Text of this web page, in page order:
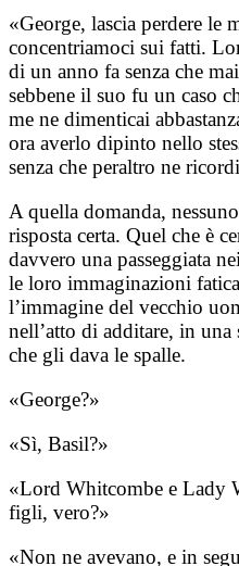
«George, lascia perdere le
concentriamoci sui fatti.
di un anno fa senza che
sebbene il suo fu un caso
me ne dimenticai
ora averlo dipinto nello
senza che peraltro ne
A quella domanda,
risposta certa. Quel che è
davvero una passeggiata
le loro immaginazioni
l’immagine del vecchio
nell’atto di additare, in una
che gli dava le spalle.
«George?»
«Sì, Basil?»
«Lord Whitcombe e Lady
figli, vero?»
«Non ne avevano, e in